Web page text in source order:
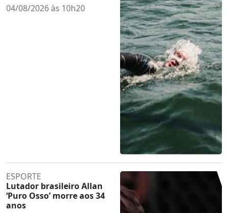
04/08/2026 às 10h20
ESPORTE
Lutador brasileiro Allan
‘Puro Osso’ morre aos 34
anos